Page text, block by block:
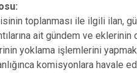
toplanması ile ilgili ilan,
ait gündem ve eklerinin
yoklama işlemlerini
komisyonlara havale